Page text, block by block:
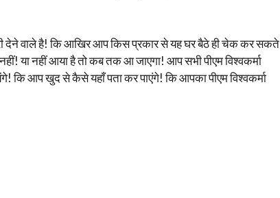
देने वाले है! कि आखिर आप किस प्रकार से यह घर बैठे ही चेक कर सकते
या नहीं आया है तो कब तक आ जाएगा! आप सभी पीएम विश्वकर्मा
कि आप खुद से कैसे यहाँ पता कर पाएंगे! कि आपका पीएम विश्वकर्मा